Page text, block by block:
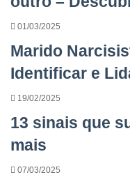
01/03/2025
Marido
Identificar e
19/02/2025
13 sinais que
mais
07/03/2025